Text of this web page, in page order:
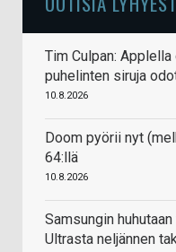
Tim Culpan:
puhelinten siruja
10.8.2026
Doom pyörii nyt
64:llä
10.8.2026
Samsungin
Ultrasta neljännen